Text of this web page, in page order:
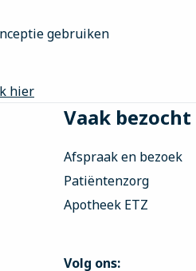
gebruiken
hier
Vaak bezocht
Afspraak en bezoek
Patiëntenzorg
Apotheek ETZ
Volg ons: